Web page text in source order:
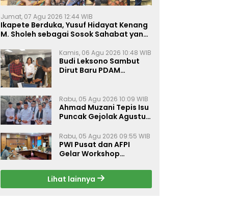
Jumat, 07 Agu 2026 12:44 WIB
Ikapete Berduka, Yusuf Hidayat Kenang
M. Sholeh sebagai Sosok Sahabat yang
Kamis, 06 Agu 2026 10:48 WIB
Budi Leksono Sambut
Dirut Baru PDAM
Makin Prima
Rabu, 05 Agu 2026 10:09 WIB
Ahmad Muzani Tepis Isu
Puncak Gejolak Agustus
Perkuat Persatuan
Rabu, 05 Agu 2026 09:55 WIB
PWI Pusat dan AFPI
Gelar Workshop
Inklusi Keuangan, dan
Perlindungan Publik
Lihat lainnya